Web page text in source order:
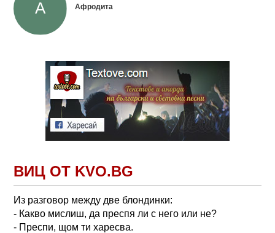
Афродита
ВИЦ ОТ KVO.BG
Из разговор между две блондинки:
- Какво мислиш, да преспя ли с него или не?
- Преспи, щом ти харесва.